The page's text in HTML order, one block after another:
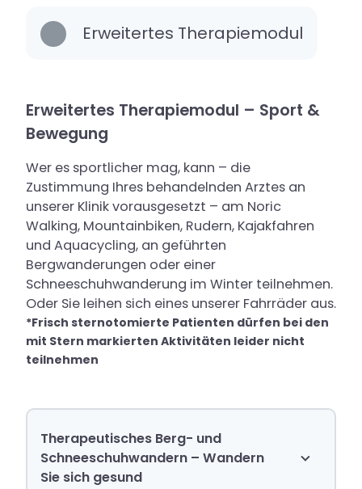
Erweitertes Therapiemodul
Erweitertes Therapiemodul – Sport &
Bewegung
Wer es sportlicher mag, kann – die
Zustimmung Ihres behandelnden Arztes an
unserer Klinik vorausgesetzt – am Noric
Walking, Mountainbiken, Rudern, Kajakfahren
und Aquacycling, an geführten
Bergwanderungen oder einer
Schneeschuhwanderung im Winter teilnehmen.
Oder Sie leihen sich eines unserer Fahrräder aus.
*Frisch sternotomierte Patienten dürfen bei den
mit Stern markierten Aktivitäten leider nicht
teilnehmen
Therapeutisches Berg- und
Schneeschuhwandern – Wandern
Sie sich gesund